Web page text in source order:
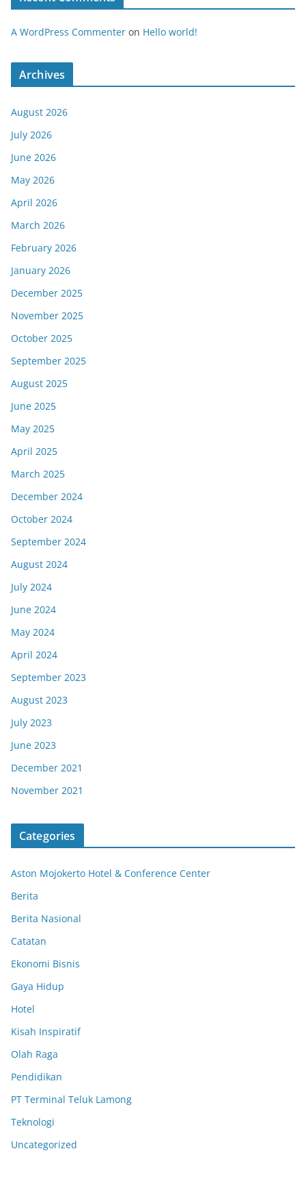
A WordPress Commenter on Hello world!
Archives
August 2026
July 2026
June 2026
May 2026
April 2026
March 2026
February 2026
January 2026
December 2025
November 2025
October 2025
September 2025
August 2025
June 2025
May 2025
April 2025
March 2025
December 2024
October 2024
September 2024
August 2024
July 2024
June 2024
May 2024
April 2024
September 2023
August 2023
July 2023
June 2023
December 2021
November 2021
Categories
Aston Mojokerto Hotel & Conference Center
Berita
Berita Nasional
Catatan
Ekonomi Bisnis
Gaya Hidup
Hotel
Kisah Inspiratif
Olah Raga
Pendidikan
PT Terminal Teluk Lamong
Teknologi
Uncategorized